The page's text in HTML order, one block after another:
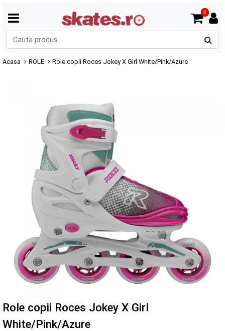
0
Acasa ROLE Role copii Roces Jokey X Girl White/Pink/Azure
Role copii Roces Jokey X Girl
White/Pink/Azure